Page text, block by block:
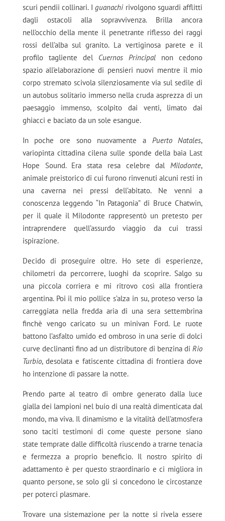
scuri pendii collinari. Iguanachi rivolgono sguardi afflitti
dagli ostacoli alla sopravvivenza. Brilla ancora
nell’occhio della mente il penetrante riflesso dei raggi
rossi dell’alba sul granito. La vertiginosa parete e il
profilo tagliente del Cuernos Principal non cedono
spazio all’elaborazione di pensieri nuovi mentre il mio
corpo stremato scivola silenziosamente via sul sedile di
un autobus solitario immerso nella cruda asprezza di un
paesaggio immenso, scolpito dai venti, limato dai
ghiacci e baciato da un sole esangue.
In poche ore sono nuovamente a Puerto Natales,
variopinta cittadina cilena sulle sponde della baia Last
Hope Sound. Era stata resa celebre dal Milodonte,
animale preistorico di cui furono rinvenuti alcuni resti in
una caverna nei pressi dell’abitato. Ne venni a
conoscenza leggendo “In Patagonia” di Bruce Chatwin,
per il quale il Milodonte rappresentò un pretesto per
intraprendere quell’assurdo viaggio da cui trassi
ispirazione.
Decido di proseguire oltre. Ho sete di esperienze,
chilometri da percorrere, luoghi da scoprire. Salgo su
una piccola corriera e mi ritrovo così alla frontiera
argentina. Poi il mio pollice s’alza in su, proteso verso la
carreggiata nella fredda aria di una sera settembrina
finchè vengo caricato su un minivan Ford. Le ruote
battono l’asfalto umido ed ombroso in una serie di dolci
curve declinanti fino ad un distributore di benzina di Rio
Turbio, desolata e fatiscente cittadina di frontiera dove
ho intenzione di passare la notte.
Prendo parte al teatro di ombre generato dalla luce
gialla dei lampioni nel buio di una realtà dimenticata dal
mondo, ma viva. Il dinamismo e la vitalità dell’atmosfera
sono taciti testimoni di come queste persone siano
state temprate dalle difficoltà riuscendo a trarne tenacia
e fermezza a proprio beneficio. Il nostro spirito di
adattamento è per questo straordinario e ci migliora in
quanto persone, se solo gli si concedono le circostanze
per poterci plasmare.
Trovare una sistemazione per la notte si rivela essere